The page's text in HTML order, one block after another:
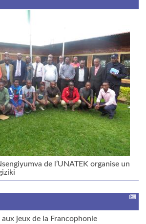
de l’UNATEK organise un
aux jeux de la Francophonie